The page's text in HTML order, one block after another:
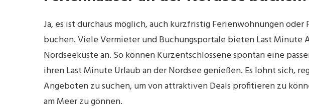
Ja, es ist durchaus möglich, auch kurzfristig Ferienwohnungen oder
buchen. Viele Vermieter und Buchungsportale bieten Last
Nordseeküste an. So können Kurzentschlossene spontan eine
ihren Last Minute Urlaub an der Nordsee genießen. Es lohnt sich,
Angeboten zu suchen, um von attraktiven Deals profitieren zu
am Meer zu gönnen.